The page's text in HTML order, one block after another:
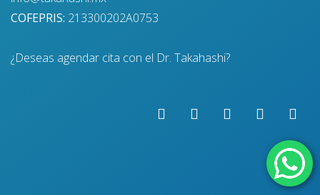
COFEPRIS: 213300202A0753
¿Deseas agendar cita con el Dr. Takahashi?